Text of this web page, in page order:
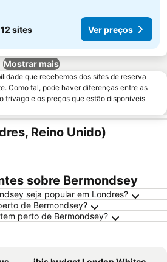
12 sites Ver preços
Mostrar mais
que recebemos dos sites de reserva
Como tal, pode haver diferenças entre as
trivago e os preços que estão disponíveis
Reino Unido)
sobre Bermondsey
seja popular em Londres?
de Bermondsey?
perto de Bermondsey?